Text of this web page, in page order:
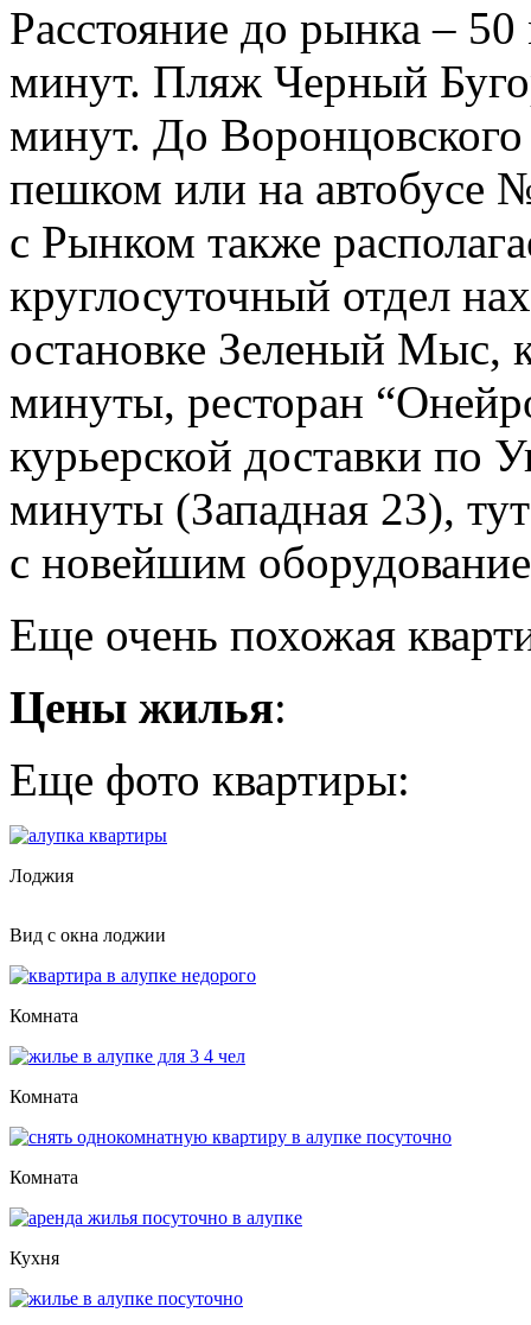
Расстояние до рынка –
минут. Пляж Черный
минут. До
пешком или на автобусе
с Рынком также
круглосуточный отдел
остановке Зеленый Мыс,
минуты, ресторан
курьерской доставки по
минуты (Западная 23),
с новейшим
Еще очень похожая
Цены жилья:
Еще фото квартиры:
Лоджия
Вид с окна лоджии
Комната
Комната
Комната
Кухня